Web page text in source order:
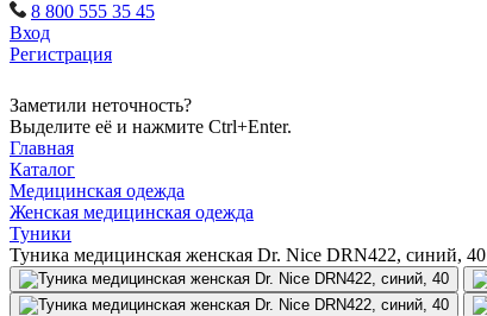
8 800 555 35 45
Вход
Регистрация
Заметили неточность?
Выделите её и нажмите Ctrl+Enter.
Главная
Каталог
Медицинская одежда
Женская медицинская одежда
Туники
Туника медицинская женская Dr. Nice DRN422, синий, 40